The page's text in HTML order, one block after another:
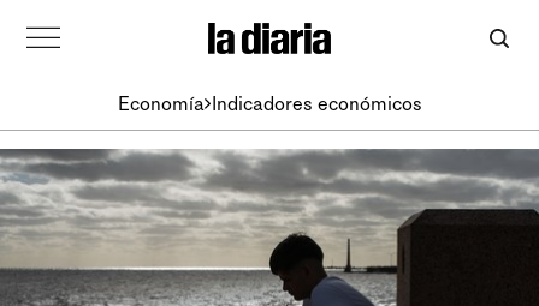
Economía Indicadores económicos